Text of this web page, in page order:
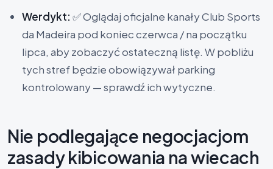
Werdykt: ✅ Oglądaj oficjalne kanały Club Sports
da Madeira pod koniec czerwca / na początku
lipca, aby zobaczyć ostateczną listę. W pobliżu
tych stref będzie obowiązywał parking
kontrolowany — sprawdź ich wytyczne.
Nie podlegające negocjacjom
zasady kibicowania na wiecach